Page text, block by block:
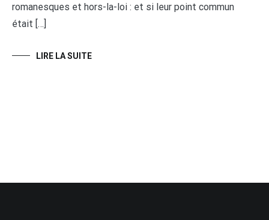
romanesques et hors-la-loi : et si leur point commun
était […]
LIRE LA SUITE